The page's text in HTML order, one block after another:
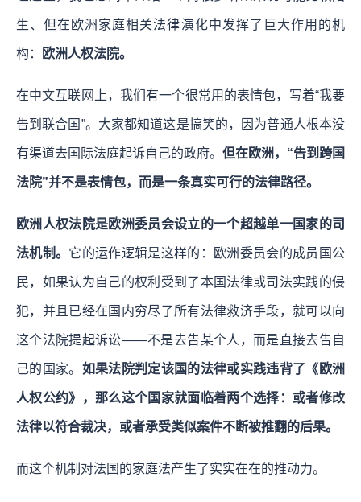
生、但在欧洲家庭相关法律演化中发挥了巨大作用的机
构： 欧洲人权法院。
在中文互联网上，我们有一个很常用的表情包，写着“我要
告到联合国”。大家都知道这是搞笑的，因为普通人根本没
有渠道去国际法庭起诉自己的政府。 但在欧洲，“告到跨国
法院”并不是表情包，而是一条真实可行的法律路径。
欧洲人权法院是欧洲委员会设立的一个超越单一国家的司
法机制。 它的运作逻辑是这样的：欧洲委员会的成员国公
民，如果认为自己的权利受到了本国法律或司法实践的侵
犯，并且已经在国内穷尽了所有法律救济手段，就可以向
这个法院提起诉讼——不是去告某个人，而是直接去告自
己的国家。 如果法院判定该国的法律或实践违背了《欧洲
人权公约》，那么这个国家就面临着两个选择：或者修改
法律以符合裁决，或者承受类似案件不断被推翻的后果。
而这个机制对法国的家庭法产生了实实在在的推动力。